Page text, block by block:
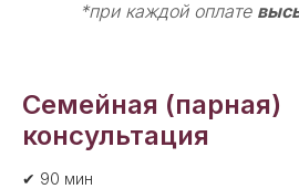
*при каждой оплате
Семейная (парная)
консультация
✔ 90 мин